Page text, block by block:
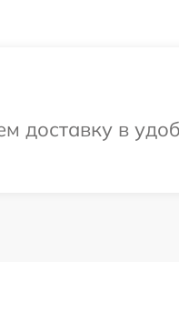
доставку в